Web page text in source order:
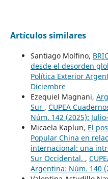
Artículos similares
Santiago Molfino,
desde el desorden
Política Exterior
Diciembre
Ezequiel Magnani,
Sur , CUPEA
Núm. 142 (2025):
Micaela Kaplun, El
Popular China en
internacional: una
Sur Occidental. ,
Argentina: Núm. 140